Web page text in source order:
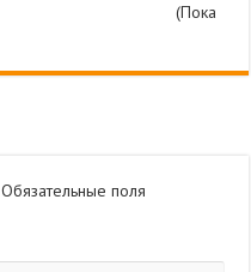
(Пока
Обязательные поля